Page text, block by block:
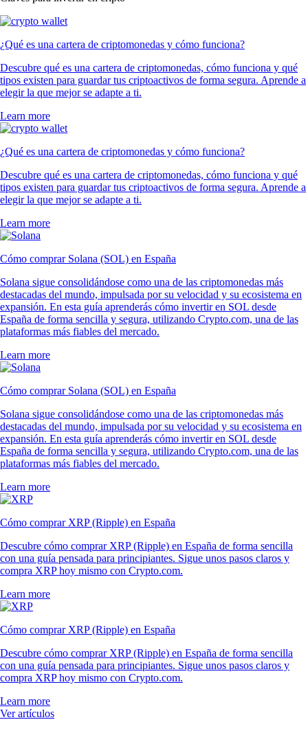
¿Qué es una cartera de criptomonedas y cómo funciona?
Descubre qué es una cartera de criptomonedas, cómo funciona y qué
tipos existen para guardar tus criptoactivos de forma segura. Aprende a
elegir la que mejor se adapte a ti.
Learn more
¿Qué es una cartera de criptomonedas y cómo funciona?
Descubre qué es una cartera de criptomonedas, cómo funciona y qué
tipos existen para guardar tus criptoactivos de forma segura. Aprende a
elegir la que mejor se adapte a ti.
Learn more
Cómo comprar Solana (SOL) en España
Solana sigue consolidándose como una de las criptomonedas más
destacadas del mundo, impulsada por su velocidad y su ecosistema en
expansión. En esta guía aprenderás cómo invertir en SOL desde
España de forma sencilla y segura, utilizando Crypto.com, una de las
plataformas más fiables del mercado.
Learn more
Cómo comprar Solana (SOL) en España
Solana sigue consolidándose como una de las criptomonedas más
destacadas del mundo, impulsada por su velocidad y su ecosistema en
expansión. En esta guía aprenderás cómo invertir en SOL desde
España de forma sencilla y segura, utilizando Crypto.com, una de las
plataformas más fiables del mercado.
Learn more
Cómo comprar XRP (Ripple) en España
Descubre cómo comprar XRP (Ripple) en España de forma sencilla
con una guía pensada para principiantes. Sigue unos pasos claros y
compra XRP hoy mismo con Crypto.com.
Learn more
Cómo comprar XRP (Ripple) en España
Descubre cómo comprar XRP (Ripple) en España de forma sencilla
con una guía pensada para principiantes. Sigue unos pasos claros y
compra XRP hoy mismo con Crypto.com.
Learn more
Ver artículos